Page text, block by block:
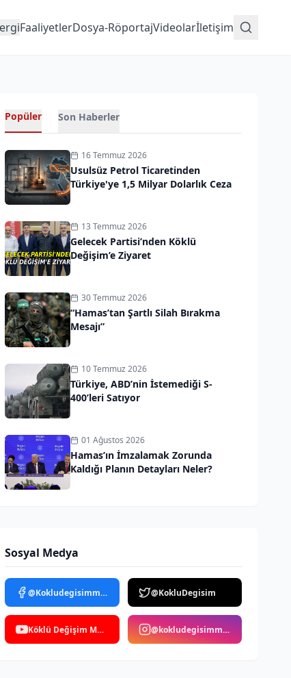
FaaliyetlerDosya-RöportajVideolarİletişim
Popüler Son Haberler
16 Temmuz 2026
Usulsüz Petrol Ticaretinden
Türkiye'ye 1,5 Milyar Dolarlık Ceza
13 Temmuz 2026
Gelecek Partisi’nden Köklü
Değişim’e Ziyaret
30 Temmuz 2026
“Hamas’tan Şartlı Silah Bırakma
Mesajı”
10 Temmuz 2026
Türkiye, ABD’nin İstemediği S-
400’leri Satıyor
01 Ağustos 2026
Hamas’ın İmzalamak Zorunda
Kaldığı Planın Detayları Neler?
Sosyal Medya
@Kokludegisimmedya @KokluDegisim
Köklü Değişim Medya @kokludegisimmedya